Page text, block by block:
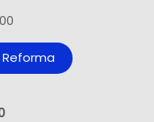
Reforma